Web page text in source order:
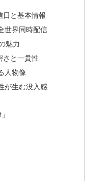
日と基本情報
世界同時配信
魅力
さと一貫性
人物像
が生む没入感